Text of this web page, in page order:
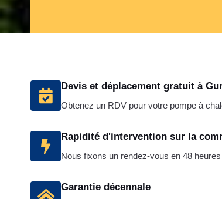
Devis et déplacement gratuit à
Obtenez un RDV pour votre pompe à
Rapidité d'intervention sur la
Nous fixons un rendez-vous en 48
Garantie décennale